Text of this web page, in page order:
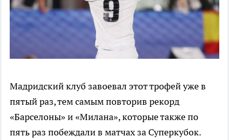
Мадридский клуб завоевал этот трофей уже в
пятый раз, тем самым повторив рекорд
«Барселоны» и «Милана», которые также по
пять раз побеждали в матчах за Суперкубок.